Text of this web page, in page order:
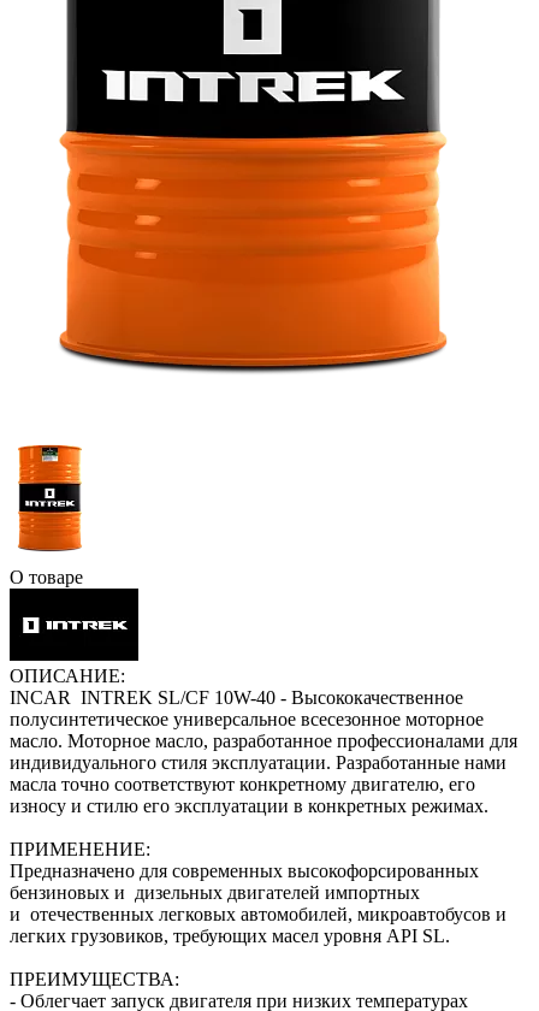
О товаре
ОПИСАНИЕ:
INCAR INTREK SL/CF 10W-40 - Высококачественное
полусинтетическое универсальное всесезонное моторное
масло. Моторное масло, разработанное профессионалами для
индивидуального стиля эксплуатации. Разработанные нами
масла точно соответствуют конкретному двигателю, его
износу и стилю его эксплуатации в конкретных режимах.
ПРИМЕНЕНИЕ:
Предназначено для современных высокофорсированных
бензиновых и дизельных двигателей импортных
и отечественных легковых автомобилей, микроавтобусов и
легких грузовиков, требующих масел уровня API SL.
ПРЕИМУЩЕСТВА:
- Облегчает запуск двигателя при низких температурах